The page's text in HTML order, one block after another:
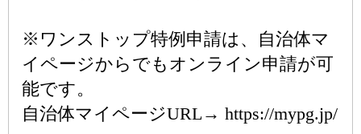
※ワンストップ特例申請は、自治体マ
イページからでもオンライン申請が可
能です。
自治体マイページURL→ https://mypg.jp/